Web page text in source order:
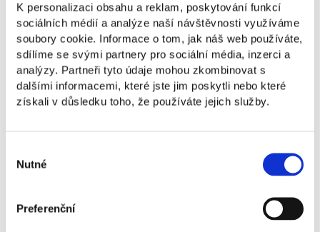
K personalizaci obsahu a reklam, poskytování funkcí
sociálních médií a analýze naší návštěvnosti využíváme
soubory cookie. Informace o tom, jak náš web používáte,
sdílíme se svými partnery pro sociální média, inzerci a
analýzy. Partneři tyto údaje mohou zkombinovat s
dalšími informacemi, které jste jim poskytli nebo které
získali v důsledku toho, že používáte jejich služby.
souhlasu
Nutné
Preferenční
v češtine a mandarínčine. Má viac než desať
rokov skúseností so spoluprácou
s medzinárodnými tímami v regiónoch NAC,
EMEA, APAC a LATAM a prináša hlboké
interkultúrne porozumenie, adaptabilitu
a globálny nadhľad. Jej profesionálne pozadie
zahŕňa cestovný priemysel, DEI, koučing
pracovného štýlu a darí sa jej v multikultúrnom
a medziodborovom prostredí, kde
zvláda rôzne štýly vedenia, náročné termíny aj